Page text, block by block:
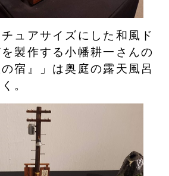
ュアサイズにした和風ド
製作する小幡耕一さんの
の宿』」は奥庭の露天風呂
。